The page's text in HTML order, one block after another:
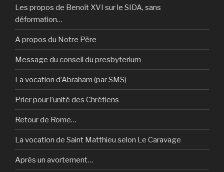
Les propos de Benoît XVI sur le SIDA, sans
déformation…
A propos du Notre Père
Message du conseil du presbyterium
La vocation d’Abraham (par SMS)
Prier pour l’unité des Chrétiens
Retour de Rome…
La vocation de Saint Matthieu selon Le Caravage
Après un avortement…